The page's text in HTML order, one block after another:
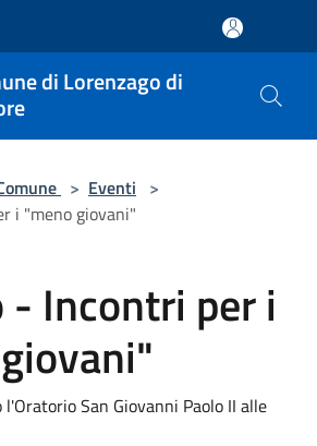
di Lorenzago di
> Eventi >
i "meno giovani"
- Incontri per i
l'Oratorio San Giovanni Paolo II alle